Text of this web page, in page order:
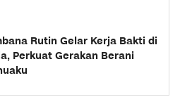
Rutin Gelar Kerja Bakti di
Perkuat Gerakan Berani